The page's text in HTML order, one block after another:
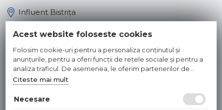
Influent Bistrița
Influent Dej
© 2026 INFLUENT SRL
Toate preturile sunt exprimate in lei si includ tva. Ofertele sunt
Acest website foloseste cookies
Folosim cookie-uri pentru a personaliza conținutul și
anunțurile, pentru a oferi funcții de rețele sociale și pentru a
analiza traficul. De asemenea, le oferim partenerilor de
rețele sociale, de publicitate și de analize informații cu privire
la modul în care folosiți site-ul nostru. Aceștia le pot combina
cu alte informații oferite de dvs. sau culese în urma folosirii
Citeste mai mult
Necesare